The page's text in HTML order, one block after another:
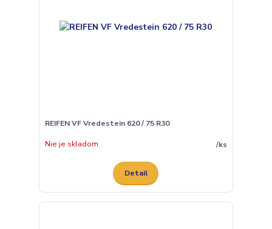
REIFEN VF Vredestein 620 / 75 R30
/ks
Nie je skladom
Detail